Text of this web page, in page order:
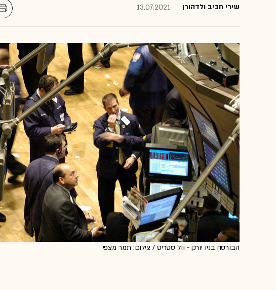
שירי חביב ולדהורן 13.07.2021
הבורסה בניו יורק - וול סטריט / צילום: תמר מצפי